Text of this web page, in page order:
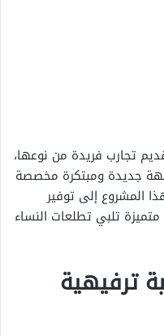
فعاليات موسم جدة 2025 تقديم تجارب فريدة من نوعها،
جديدة ومبتكرة مخصصة
المشروع إلى توفير
تلبي تطلعات النساء
ترفيهية